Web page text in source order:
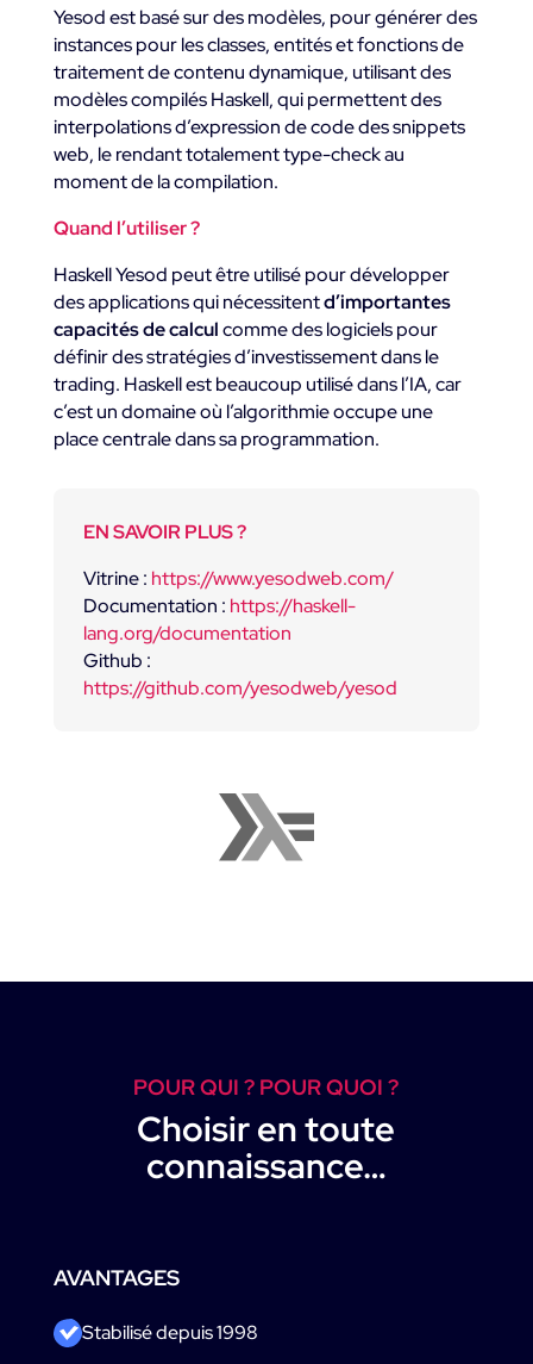
Yesod est basé sur des modèles, pour générer des
instances pour les classes, entités et fonctions de
traitement de contenu dynamique, utilisant des
modèles compilés Haskell, qui permettent des
interpolations d’expression de code des snippets
web, le rendant totalement type-check au
moment de la compilation.
Quand l’utiliser ?
Haskell Yesod peut être utilisé pour développer
des applications qui nécessitentd’importantes
capacités de calculcomme des logiciels pour
définir des stratégies d’investissement dans le
trading. Haskell est beaucoup utilisé dans l’IA, car
c’est un domaine où l’algorithmie occupe une
place centrale dans sa programmation.
EN SAVOIR PLUS ?
Vitrine : https://www.yesodweb.com/
Documentation : https://haskell-
lang.org/documentation
Github :
https://github.com/yesodweb/yesod
POUR QUI ? POUR QUOI ?
Choisir en toute
connaissance…
AVANTAGES
ㅤStabilisé depuis 1998